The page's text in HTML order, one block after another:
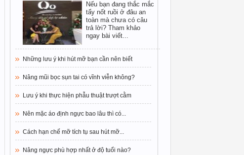
Nếu bạn đang thắc mắc
tẩy nốt ruồi ở đâu an
toàn mà chưa có câu
trả lời? Tham khảo
ngay bài viết...
Những lưu ý khi hút mỡ bạn cần nên biết
Nâng mũi bọc sụn tai có vĩnh viễn không?
Lưu ý khi thực hiện phẫu thuật trượt cằm
Nên mặc áo định ngực bao lâu thì có...
Cách hạn chế mỡ tích tụ sau hút mỡ...
Nâng ngực phù hợp nhất ở độ tuổi nào?